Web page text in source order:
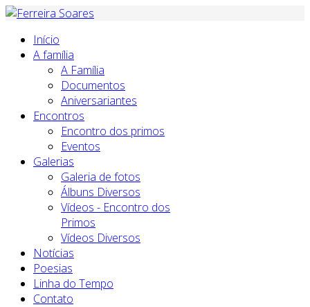
Início
A família
A Família
Documentos
Aniversariantes
Encontros
Encontro dos primos
Eventos
Galerias
Galeria de fotos
Álbuns Diversos
Vídeos - Encontro dos
Primos
Vídeos Diversos
Notícias
Poesias
Linha do Tempo
Contato